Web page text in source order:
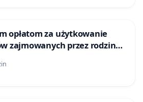
opłatom za użytkowanie
zajmowanych przez rodzinne